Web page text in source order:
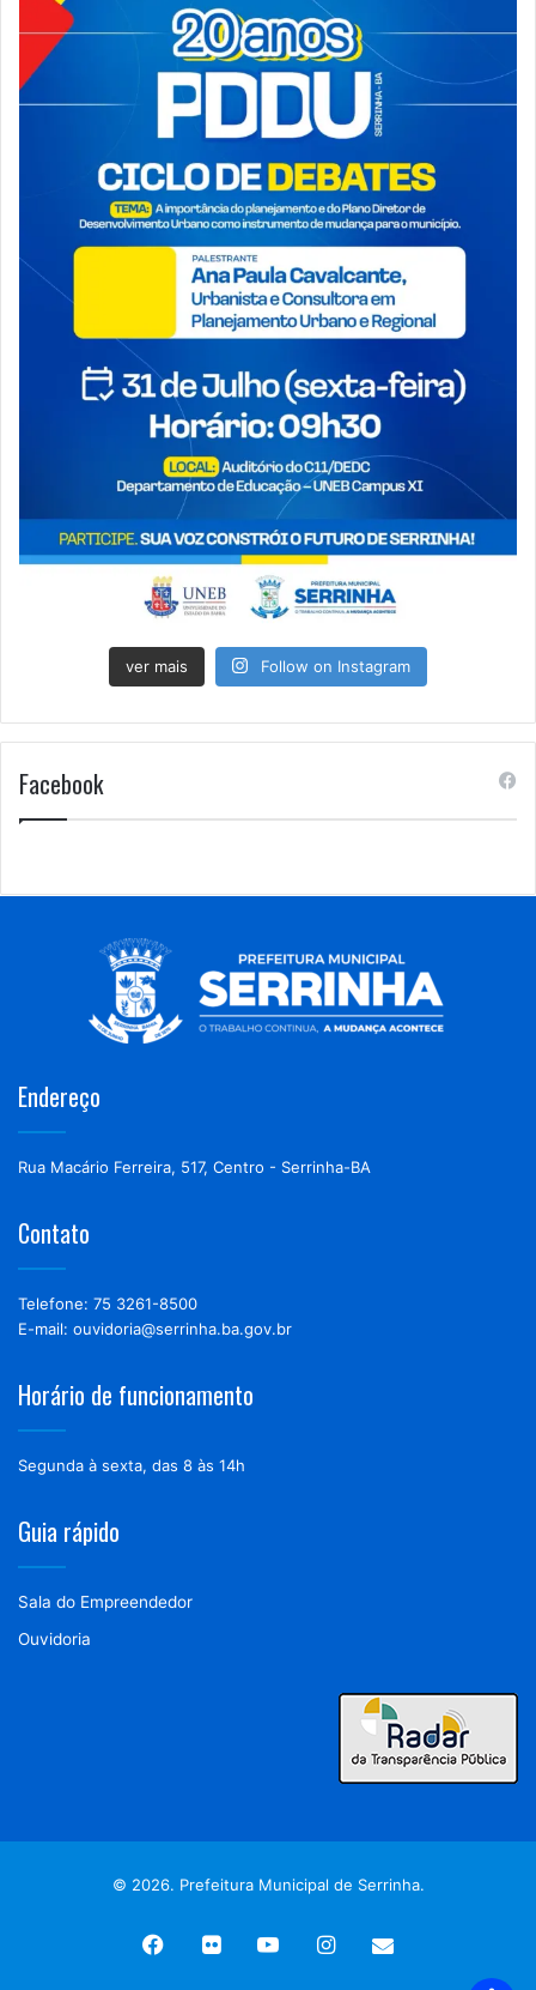
ver mais Follow on Instagram
Facebook
Endereço
Rua Macário Ferreira, 517, Centro - Serrinha-BA
Contato
Telefone: 75 3261-8500
E-mail: ouvidoria@serrinha.ba.gov.br
Horário de funcionamento
Segunda à sexta, das 8 às 14h
Guia rápido
Sala do Empreendedor
Ouvidoria
© 2026. Prefeitura Municipal de Serrinha.
Facebook
Flickr YouTubeInstagram